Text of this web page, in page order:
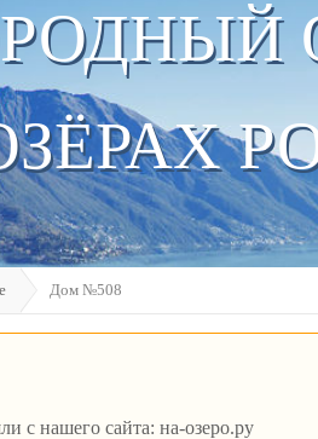
Дом №508
с нашего сайта: на-озеро.ру